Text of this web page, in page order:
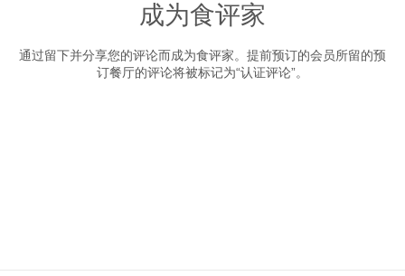
成为食评家
通过留下并分享您的评论而成为食评家。提前预订的会员所留的预
订餐厅的评论将被标记为“认证评论”。